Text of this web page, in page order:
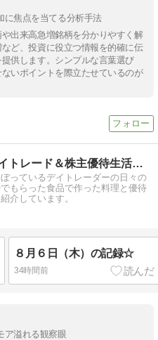
に焦点を当てる分析手法
出来高急増銘柄を分かりやすく解
ど、投資に役立つ情報を的確に伝
供します。シンプルな言葉選び
いポイントを際立たせているのが
中途退職組のデイトレード＆株主優待生活日記
っているデイトレーダーの日々の
もらった食品で作った料理と優待
介しています。
８月６日（木）の記録☆
34時間前
ア溢れる観察眼